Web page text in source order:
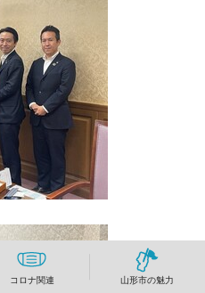
コロナ関連 山形市の魅力